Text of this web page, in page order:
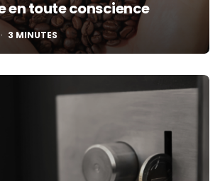
en toute conscience
3 MINUTES